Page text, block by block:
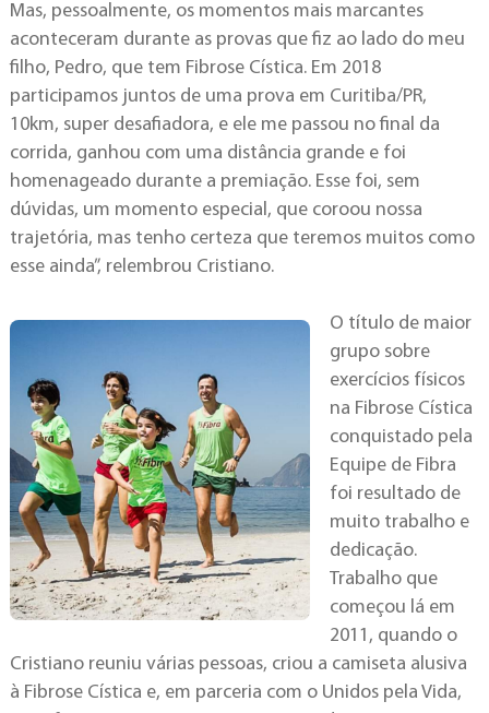
Mas, pessoalmente, os momentos mais marcantes
aconteceram durante as provas que fiz ao lado do meu
filho, Pedro, que tem Fibrose Cística. Em 2018
participamos juntos de uma prova em Curitiba/PR,
10km, super desafiadora, e ele me passou no final da
corrida, ganhou com uma distância grande e foi
homenageado durante a premiação. Esse foi, sem
dúvidas, um momento especial, que coroou nossa
trajetória, mas tenho certeza que teremos muitos como
esse ainda”, relembrou Cristiano.
O título de maior
grupo sobre
exercícios físicos
na Fibrose Cística
conquistado pela
Equipe de Fibra
foi resultado de
muito trabalho e
dedicação.
Trabalho que
começou lá em
2011, quando o
Cristiano reuniu várias pessoas, criou a camiseta alusiva
à Fibrose Cística e, em parceria com o Unidos pela Vida,